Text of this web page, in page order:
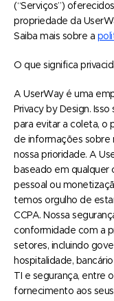
(“Serviços”)
propriedade da
Saiba mais sobre a
O que significa
A UserWay é uma
Privacy by Design.
para evitar a coleta, o
de informações sobre
nossa prioridade. A
baseado em
pessoal ou
temos orgulho de
CCPA. Nossa
conformidade com a
setores, incluindo
hospitalidade,
TI e segurança, entre
fornecimento aos